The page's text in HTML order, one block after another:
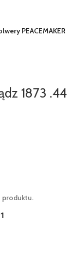
PEACEMAKER
1873 .44
produktu.